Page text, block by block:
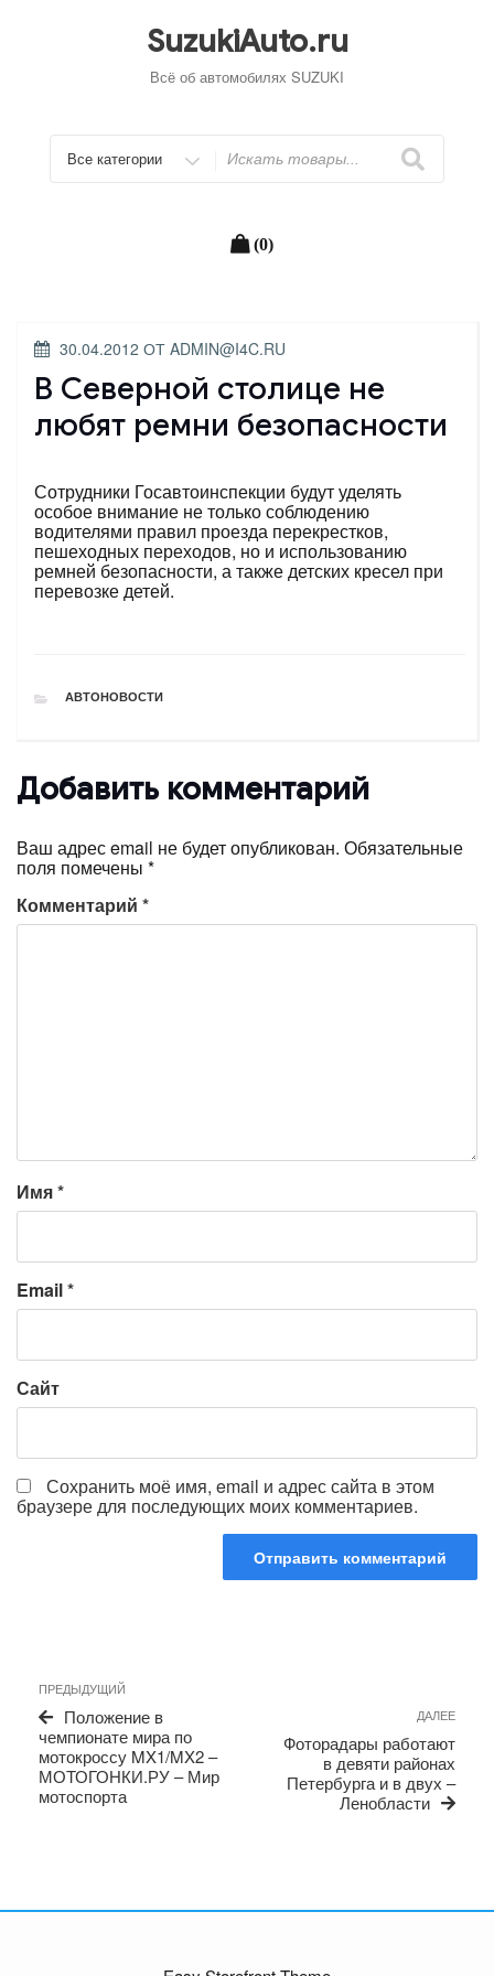
SuzukiAuto.ru
Всё об автомобилях SUZUKI
Искать
(0)
ОПУБЛИКОВАНО
30.04.2012 ОТ ADMIN@I4C.RU
В Северной столице не
любят ремни безопасности
Сотрудники Госавтоинспекции будут уделять
особое внимание не только соблюдению
водителями правил проезда перекрестков,
пешеходных переходов, но и использованию
ремней безопасности, а также детских кресел при
перевозке детей.
РУБРИКИ
АВТОНОВОСТИ
Добавить комментарий
Ваш адрес email не будет опубликован. Обязательные
поля помечены *
Комментарий *
Имя*
Email*
Сайт
Сохранить моё имя, email и адрес сайта в этом
браузере для последующих моих комментариев.
по
записям
Предыдущая
запись
ПРЕДЫДУЩИЙ
Положение в
чемпионате мира по
мотокроссу MX1/MX2 –
МОТОГОНКИ.РУ – Мир
мотоспорта
ДАЛЕЕ
Фоторадары работают
в девяти районах
Петербурга и в двух –
Ленобласти